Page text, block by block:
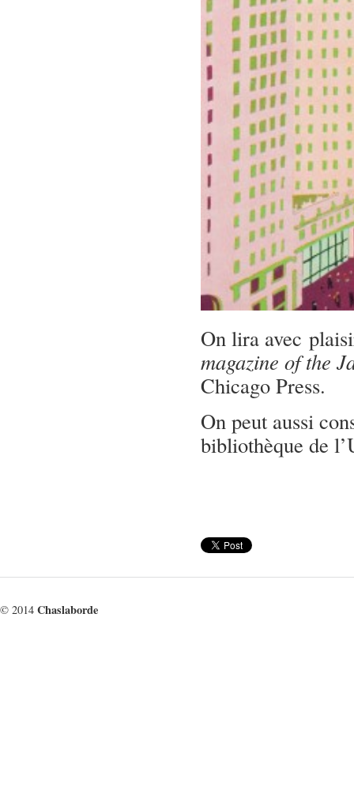
On lira avec
magazine of the
Chicago Press.
On peut aussi
bibliothèque de
© 2014 Chaslaborde